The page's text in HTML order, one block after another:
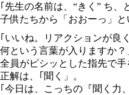
｢先生の名前は、“きく” ち、
子供たちから「おおーっ」と
｢いいね。リアクションが良
何という言葉が入りますか？
全員がピシッとした指先で手
正解は、｢聞く」。
｢今日は、こっちの 『聞く力